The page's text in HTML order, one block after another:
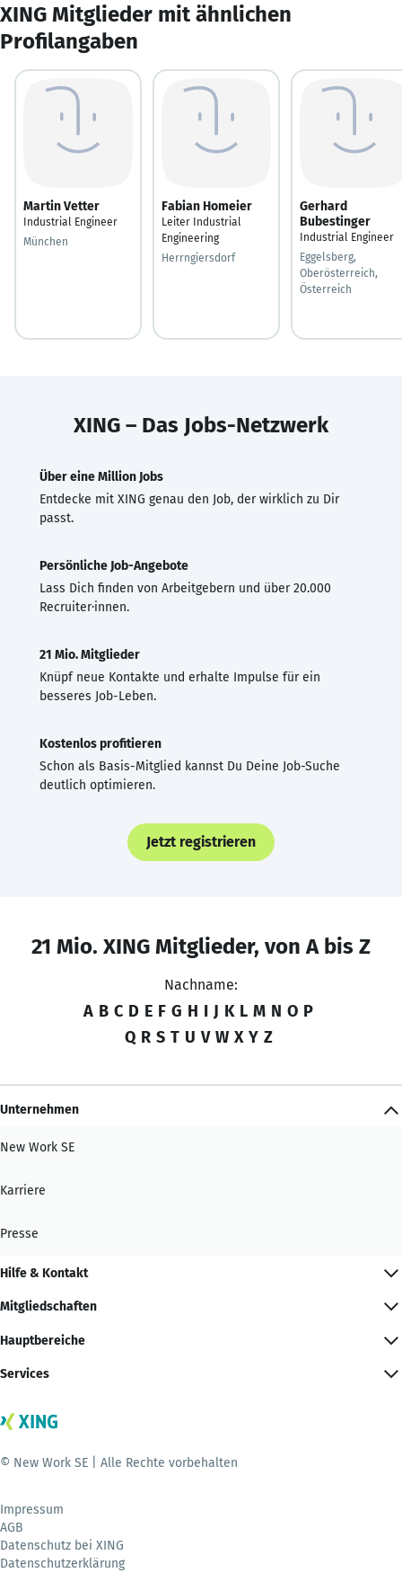
XING Mitglieder mit ähnlichen
Profilangaben
Martin Vetter
Industrial Engineer
München
Fabian Homeier
Leiter Industrial
Engineering
Herrngiersdorf
Gerhard
Bubestinger
Industrial Engineer
Eggelsberg,
Oberösterreich,
Österreich
XING – Das Jobs-Netzwerk
Über eine Million Jobs
Entdecke mit XING genau den Job, der wirklich zu Dir
passt.
Persönliche Job-Angebote
Lass Dich finden von Arbeitgebern und über 20.000
Recruiter·innen.
21 Mio. Mitglieder
Knüpf neue Kontakte und erhalte Impulse für ein
besseres Job-Leben.
Kostenlos profitieren
Schon als Basis-Mitglied kannst Du Deine Job-Suche
deutlich optimieren.
Jetzt registrieren
21 Mio. XING Mitglieder, von A bis Z
Nachname:
A B C D E F G H I J K L M N O P
Q R S T U V W X Y Z
Unternehmen
New Work SE
Karriere
Presse
Hilfe & Kontakt
Mitgliedschaften
Hauptbereiche
Services
© New Work SE | Alle Rechte vorbehalten
Impressum
AGB
Datenschutz bei XING
Datenschutzerklärung